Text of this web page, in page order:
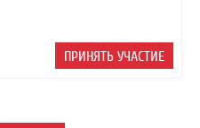
ПРИНЯТЬ УЧАСТИЕ